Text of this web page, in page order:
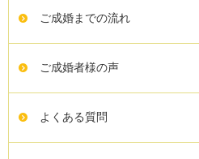
ご成婚までの流れ
ご成婚者様の声
よくある質問